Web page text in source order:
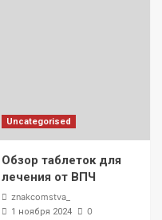
Uncategorised
Обзор таблеток для
лечения от ВПЧ
znakcomstva_
1 ноября 2024 0